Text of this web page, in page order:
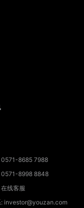
0571-8685 7988
0571-8998 8848
线客服
: investor@youzan.com